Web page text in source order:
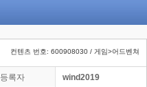
컨텐츠 번호: 600908030 / 게임>어드벤쳐
등록자 wind2019